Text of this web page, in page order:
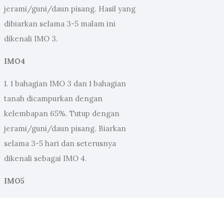
jerami/guni/daun pisang. Hasil yang
dibiarkan selama 3-5 malam ini
dikenali IMO 3.
IMO4
1. 1 bahagian IMO 3 dan 1 bahagian
tanah dicampurkan dengan
kelembapan 65%. Tutup dengan
jerami/guni/daun pisang. Biarkan
selama 3-5 hari dan seterusnya
dikenali sebagai IMO 4.
IMO5